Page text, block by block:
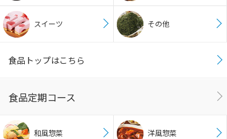
スイーツ その他
食品トップはこちら
食品定期コース
和風惣菜 洋風惣菜